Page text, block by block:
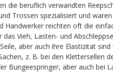
die beruflich verwandten
Trossen spezialisiert und
Handwerker reichten oft die
Vieh, Lasten- und
aber auch ihre Elastizitat
z. B. bei den Klettersellen
Bungeespringer, aber auch bei